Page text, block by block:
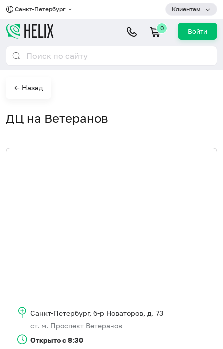
Санкт-Петербург Клиентам
0 Войти
← Назад
ДЦ на Ветеранов
Санкт-Петербург, б-р Новаторов, д. 73
ст. м. Проспект Ветеранов
Открыто с 8:30